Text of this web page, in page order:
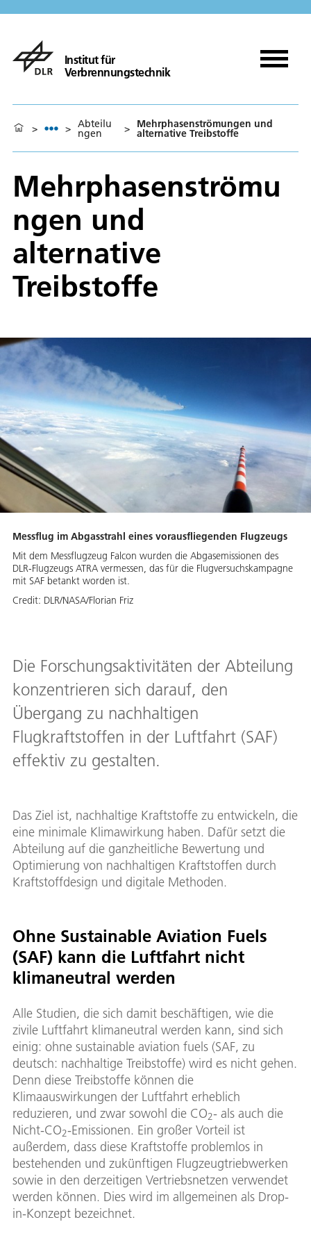
Institut für
Verbrennungstechnik
> > Abteilu
ngen > Mehrphasenströmungen und
alternative Treibstoffe
Mehrphasenströmu
ngen und
alternative
Treibstoffe
Messflug im Abgasstrahl eines vorausfliegenden Flugzeugs
Mit dem Messflugzeug Falcon wurden die Abgasemissionen des
DLR-Flugzeugs ATRA vermessen, das für die Flugversuchskampagne
mit SAF betankt worden ist.
Credit: DLR/NASA/Florian Friz
Die Forschungsaktivitäten der Abteilung
konzentrieren sich darauf, den
Übergang zu nachhaltigen
Flugkraftstoffen in der Luftfahrt (SAF)
effektiv zu gestalten.
Das Ziel ist, nachhaltige Kraftstoffe zu entwickeln, die
eine minimale Klimawirkung haben. Dafür setzt die
Abteilung auf die ganzheitliche Bewertung und
Optimierung von nachhaltigen Kraftstoffen durch
Kraftstoffdesign und digitale Methoden.
Ohne Sustainable Aviation Fuels
(SAF) kann die Luftfahrt nicht
klimaneutral werden
Alle Studien, die sich damit beschäftigen, wie die
zivile Luftfahrt klimaneutral werden kann, sind sich
einig: ohne sustainable aviation fuels (SAF, zu
deutsch: nachhaltige Treibstoffe) wird es nicht gehen.
Denn diese Treibstoffe können die
Klimaauswirkungen der Luftfahrt erheblich
reduzieren, und zwar sowohl die CO2- als auch die
Nicht-CO2-Emissionen. Ein großer Vorteil ist
außerdem, dass diese Kraftstoffe problemlos in
bestehenden und zukünftigen Flugzeugtriebwerken
sowie in den derzeitigen Vertriebsnetzen verwendet
werden können. Dies wird im allgemeinen als Drop-
in-Konzept bezeichnet.